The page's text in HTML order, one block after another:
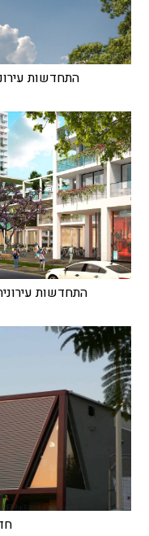
התחדשות
התחדשות